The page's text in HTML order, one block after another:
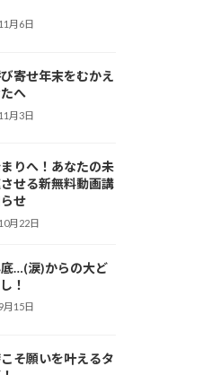
月6日
寄せ年末をむかえ
へ
月3日
りへ！あなたの未
せる新無料動画講
せ
月22日
…(涙)からの大ど
！
月15日
そ願いを叶えるタ